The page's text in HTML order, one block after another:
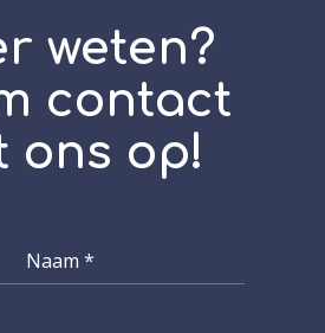
weten?
contact
ons op!
Naam *